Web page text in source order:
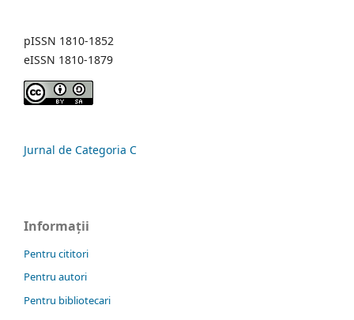
pISSN 1810-1852
eISSN 1810-1879
Jurnal de Categoria C
Informații
Pentru cititori
Pentru autori
Pentru bibliotecari